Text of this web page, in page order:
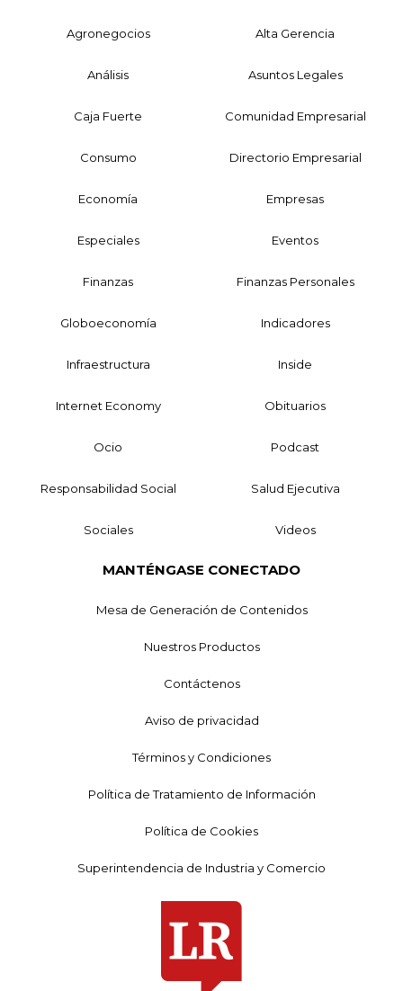
Agronegocios Alta Gerencia
Análisis Asuntos Legales
Caja Fuerte Comunidad Empresarial
Consumo Directorio Empresarial
Economía Empresas
Especiales Eventos
Finanzas Finanzas Personales
Globoeconomía Indicadores
Infraestructura Inside
Internet Economy Obituarios
Ocio Podcast
Responsabilidad Social Salud Ejecutiva
Sociales Videos
MANTÉNGASE CONECTADO
Mesa de Generación de Contenidos
Nuestros Productos
Contáctenos
Aviso de privacidad
Términos y Condiciones
Política de Tratamiento de Información
Política de Cookies
Superintendencia de Industria y Comercio